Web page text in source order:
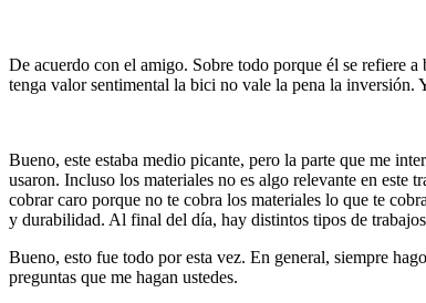
De acuerdo con el amigo. Sobre todo porque él se refiere
tenga valor sentimental la bici no vale la pena la inversión.
Bueno, este estaba medio picante, pero la parte que me
usaron. Incluso los materiales no es algo relevante en
cobrar caro porque no te cobra los materiales lo que te
y durabilidad. Al final del día, hay distintos tipos de
Bueno, esto fue todo por esta vez. En general, siempre
preguntas que me hagan ustedes.